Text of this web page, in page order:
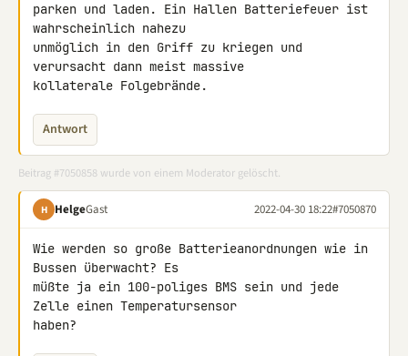
parken und laden. Ein Hallen Batteriefeuer ist
wahrscheinlich nahezu
unmöglich in den Griff zu kriegen und
verursacht dann meist massive
kollaterale Folgebrände.
Antwort
Beitrag #7050858 wurde von einem Moderator gelöscht.
H HelgeGast 2022-04-30 18:22#7050870
Wie werden so große Batterieanordnungen wie in
Bussen überwacht? Es
müßte ja ein 100-poliges BMS sein und jede
Zelle einen Temperatursensor
haben?